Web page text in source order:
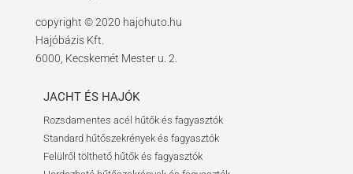
copyright © 2020 hajohuto.hu
Hajóbázis Kft.
6000, Kecskemét Mester u. 2.
JACHT ÉS HAJÓK
Rozsdamentes acél hűtők és fagyasztók
Standard hűtőszekrények és fagyasztók
Felülről tölthető hűtők és fagyasztók